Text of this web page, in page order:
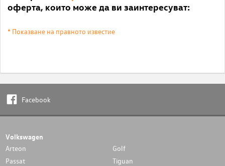
оферта, които може да ви заинтересуват:
* Показване на правното известие
Facebook
Volkswagen
Arteon
Golf
Passat
Tiguan